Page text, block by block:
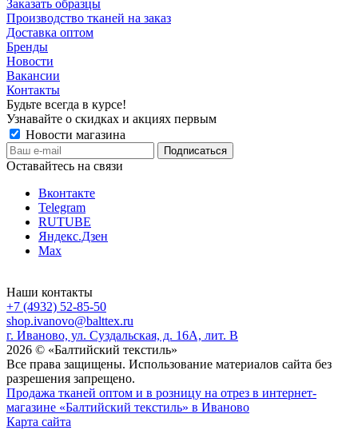
Заказать образцы
Производство тканей на заказ
Доставка оптом
Бренды
Новости
Вакансии
Контакты
Будьте всегда в курсе!
Узнавайте о скидках и акциях первым
Новости магазина
Оставайтесь на связи
Вконтакте
Telegram
RUTUBE
Яндекс.Дзен
Max
Наши контакты
+7 (4932) 52-85-50
shop.ivanovo@balttex.ru
г. Иваново, ул. Суздальская, д. 16А, лит. В
2026 © «Балтийский текстиль»
Все права защищены. Использование материалов сайта без
разрешения запрещено.
Продажа тканей оптом и в розницу на отрез в интернет-
магазине «Балтийский текстиль» в Иваново
Карта сайта